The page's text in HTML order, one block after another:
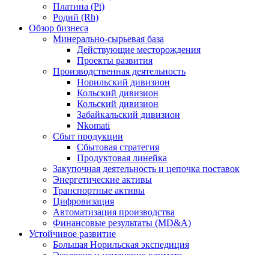
Платина (Pt)
Родий (Rh)
Обзор бизнеса
Минерально-сырьевая база
Действующие месторождения
Проекты развития
Производственная деятельность
Норильский дивизион
Кольский дивизион
Кольский дивизион
Забайкальский дивизион
Nkomati
Сбыт продукции
Сбытовая стратегия
Продуктовая линейка
Закупочная деятельность и цепочка поставок
Энергетические активы
Транспортные активы
Цифровизация
Автоматизация производства
Финансовые результаты (MD&A)
Устойчивое развитие
Большая Норильская экспедиция